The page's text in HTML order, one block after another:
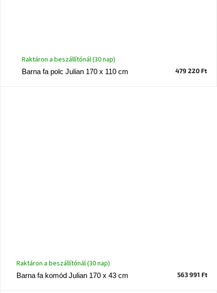
Barna fa polc Julian 170 x 110 cm
Raktáron a beszállítónál (30 nap)
479 220 Ft
Barna fa komód Julian 170 x 43 cm
Raktáron a beszállítónál (30 nap)
563 991 Ft